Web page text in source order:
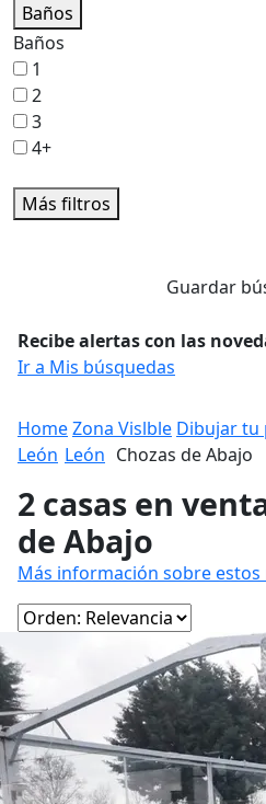
Baños
Baños
1
2
3
4+
Más filtros
Guardar
Recibe alertas con las
Ir a Mis búsquedas
HomeZona Vislble Dibujar tu
León León Chozas de Abajo
2 casas en
de Abajo
Más información sobre